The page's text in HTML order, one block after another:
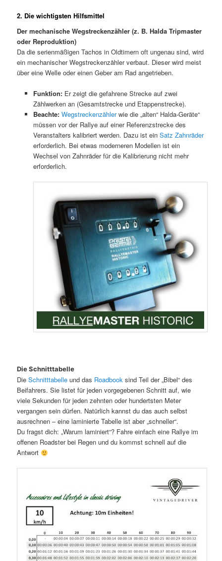
2. Die wichtigsten Hilfsmittel
Der mechanische Wegstreckenzähler (z. B. Halda Tripmaster
oder Reproduktion)
Da die serienmäßigen Tachos in Oldtimern oft ungenau sind, wird
ein mechanischer Wegstreckenzähler verbaut. Dieser wird meist
über eine Welle oder einen Geber am Rad angetrieben.
Funktion:Er zeigt die gefahrene Strecke auf zwei
Zählwerken an (Gesamtstrecke und Etappenstrecke).
Beachte:Wegstreckenzählerwie die „alten“ Halda-Geräte“
müssen vor der Rallye auf einer Referenzstrecke des
Veranstalters kalibriert werden. Dazu ist ein Satz Zahnräder
erforderlich. Bei etwas moderneren Modellen ist ein
Wechsel von Zahnräder für die Kalibrierung nicht mehr
erforderlich.
Die Schnitttabelle
Die Schnitttabelle und das Roadbook sind Teil der „Bibel“ des
Beifahrers. Sie listet für jeden vorgegebenen Schnitt auf, wie
viele Sekunden für jeden zehnten oder hundertsten Meter
vergangen sein dürfen. Natürlich kannst du das auch selbst
ausrechnen – eine laminierte Tabelle ist aber „schneller“.
Du fragst dich: „Warum laminiert“? Fahre einfach eine Rallye im
offenen Roadster bei Regen und du kommst schnell auf die
Antwort